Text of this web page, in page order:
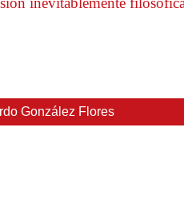
González Flores